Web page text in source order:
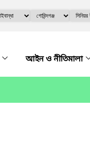
আইন ও নীতিমালা